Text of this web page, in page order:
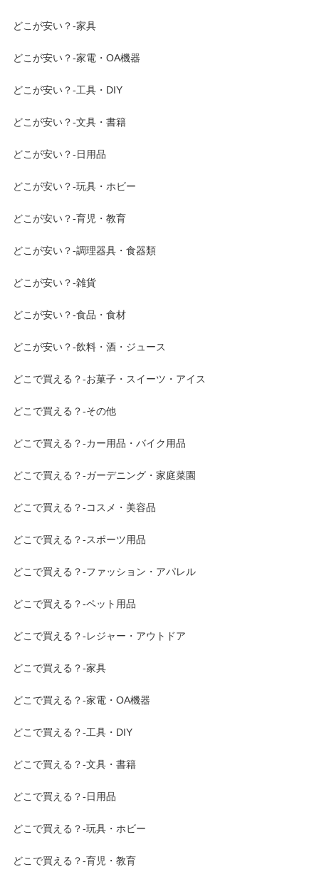
どこが安い？-家具
どこが安い？-家電・OA機器
どこが安い？-工具・DIY
どこが安い？-文具・書籍
どこが安い？-日用品
どこが安い？-玩具・ホビー
どこが安い？-育児・教育
どこが安い？-調理器具・食器類
どこが安い？-雑貨
どこが安い？-食品・食材
どこが安い？-飲料・酒・ジュース
どこで買える？-お菓子・スイーツ・アイス
どこで買える？-その他
どこで買える？-カー用品・バイク用品
どこで買える？-ガーデニング・家庭菜園
どこで買える？-コスメ・美容品
どこで買える？-スポーツ用品
どこで買える？-ファッション・アパレル
どこで買える？-ペット用品
どこで買える？-レジャー・アウトドア
どこで買える？-家具
どこで買える？-家電・OA機器
どこで買える？-工具・DIY
どこで買える？-文具・書籍
どこで買える？-日用品
どこで買える？-玩具・ホビー
どこで買える？-育児・教育